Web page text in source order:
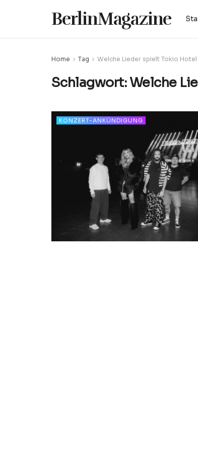
BerlinMagazine
Home Tag Welche Lieder spielt Tokio
Schlagwort:Welche
KONZERT-ANKÜNDIGUNG